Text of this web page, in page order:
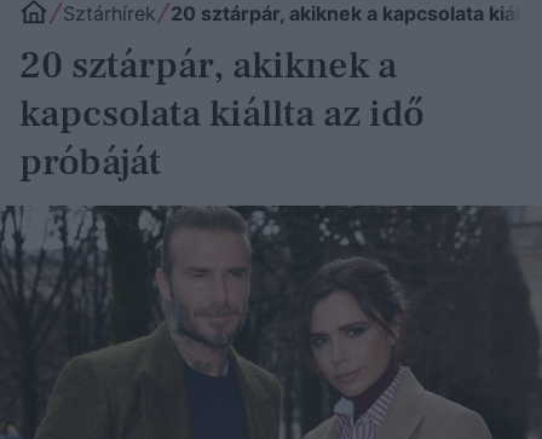
Sztárhírek 20 sztárpár, akiknek a kapcsolata
20 sztárpár, akiknek a
kapcsolata kiállta az idő
próbáját